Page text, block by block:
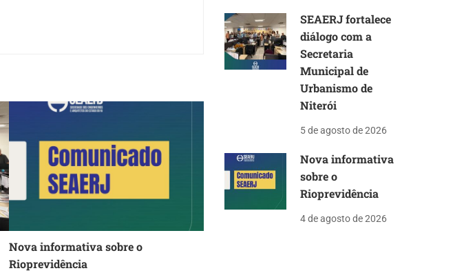
Nova informativa sobre o
Rioprevidência
SEAERJ fortalece
diálogo com a
Secretaria
Municipal de
Urbanismo de
Niterói
5 de agosto de 2026
Nova informativa
sobre o
Rioprevidência
4 de agosto de 2026